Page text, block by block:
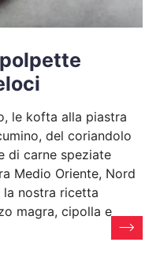
le kofta alla piastra
del coriandolo
di carne speziate
Medio Oriente, Nord
la nostra ricetta
magra, cipolla e